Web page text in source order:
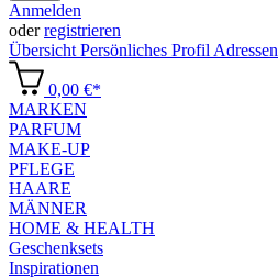
Anmelden
oderregistrieren
Übersicht Persönliches Profil Adressen
0,00 €*
MARKEN
PARFUM
MAKE-UP
PFLEGE
HAARE
MÄNNER
HOME & HEALTH
Geschenksets
Inspirationen